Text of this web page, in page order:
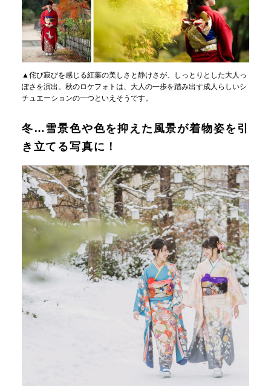
▲侘び寂びを感じる紅葉の美しさと静けさが、しっとりとした大人っ
ぽさを演出。秋のロケフォトは、大人の一歩を踏み出す成人らしいシ
チュエーションの一つといえそうです。
冬…雪景色や色を抑えた風景が着物姿を引
き立てる写真に！